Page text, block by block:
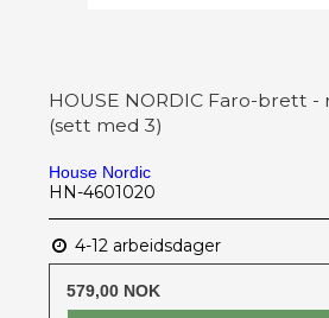
HOUSE NORDIC Faro-brett
(sett med 3)
House Nordic
HN-4601020
4-12 arbeidsdager
579,00 NOK